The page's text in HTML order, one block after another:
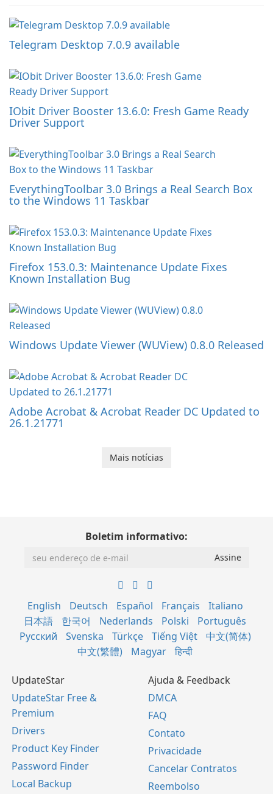
Telegram Desktop 7.0.9 available
IObit Driver Booster 13.6.0: Fresh Game Ready
Driver Support
EverythingToolbar 3.0 Brings a Real Search Box
to the Windows 11 Taskbar
Firefox 153.0.3: Maintenance Update Fixes
Known Installation Bug
Windows Update Viewer (WUView) 0.8.0 Released
Adobe Acrobat & Acrobat Reader DC Updated to
26.1.21771
Mais notícias
Boletim informativo:
English Deutsch Español Français
Italiano
日本語
한국어 Nederlands Polski
Português
Русский
Svenska Türkçe Tiếng Việt
中文(简体)
中文(繁體)
Magyar हिन्दी
UpdateStar
UpdateStar Free &
Premium
Drivers
Product Key Finder
Password Finder
Local Backup
Ajuda & Feedback
DMCA
FAQ
Contato
Privacidade
Cancelar Contratos
Reembolso